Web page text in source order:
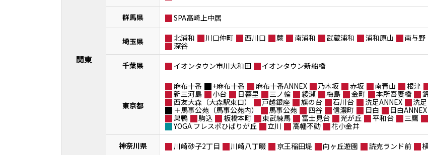
関東
群馬県 SPA高崎上中居
埼玉県 北浦和 川口仲町 西川口 蕨 南浦和 武蔵浦和 浦和原山 南与野
深谷
千葉県
イオンタウン市川大和田 イオンタウン新船橋
東京都
麻布十番 +麻布十番 麻布十番ANNEX 乃木坂 赤坂 南青山 根津
新三河島
小台 日暮里 三ノ輪 綾瀬 梅島 金町 本所吾妻橋
西友大森（大森駅東口）
戸越銀座 旗の台 石川台 洗足ANNEX 洗足
＋馬事公苑（馬事公苑内）
馬事公苑 四谷 信濃町 目白 目白ANNEX
巣鴨
駒込 板橋本町 東武練馬 富士見台 光が丘 平和台 三鷹
YOGA フレスポひばりが丘
立川 高幡不動
花小金井
神奈川県
川崎砂子2丁目 川崎八丁畷 京王稲田堤 向ヶ丘遊園 読売ランド前